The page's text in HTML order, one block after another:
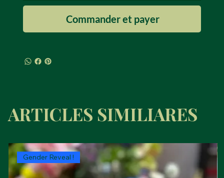
Commander et payer
ARTICLES SIMILIARES
Gender Reveal !